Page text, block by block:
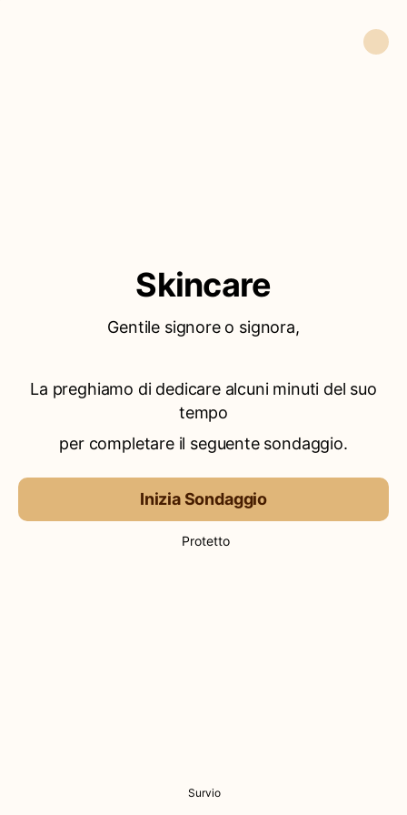
Skincare
Gentile signore o signora,
La preghiamo di dedicare alcuni minuti del suo
tempo
per completare il seguente sondaggio.
Inizia Sondaggio
Protetto
Survio